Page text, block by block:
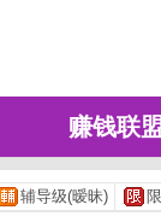
赚钱联
辅导级(暧昧)